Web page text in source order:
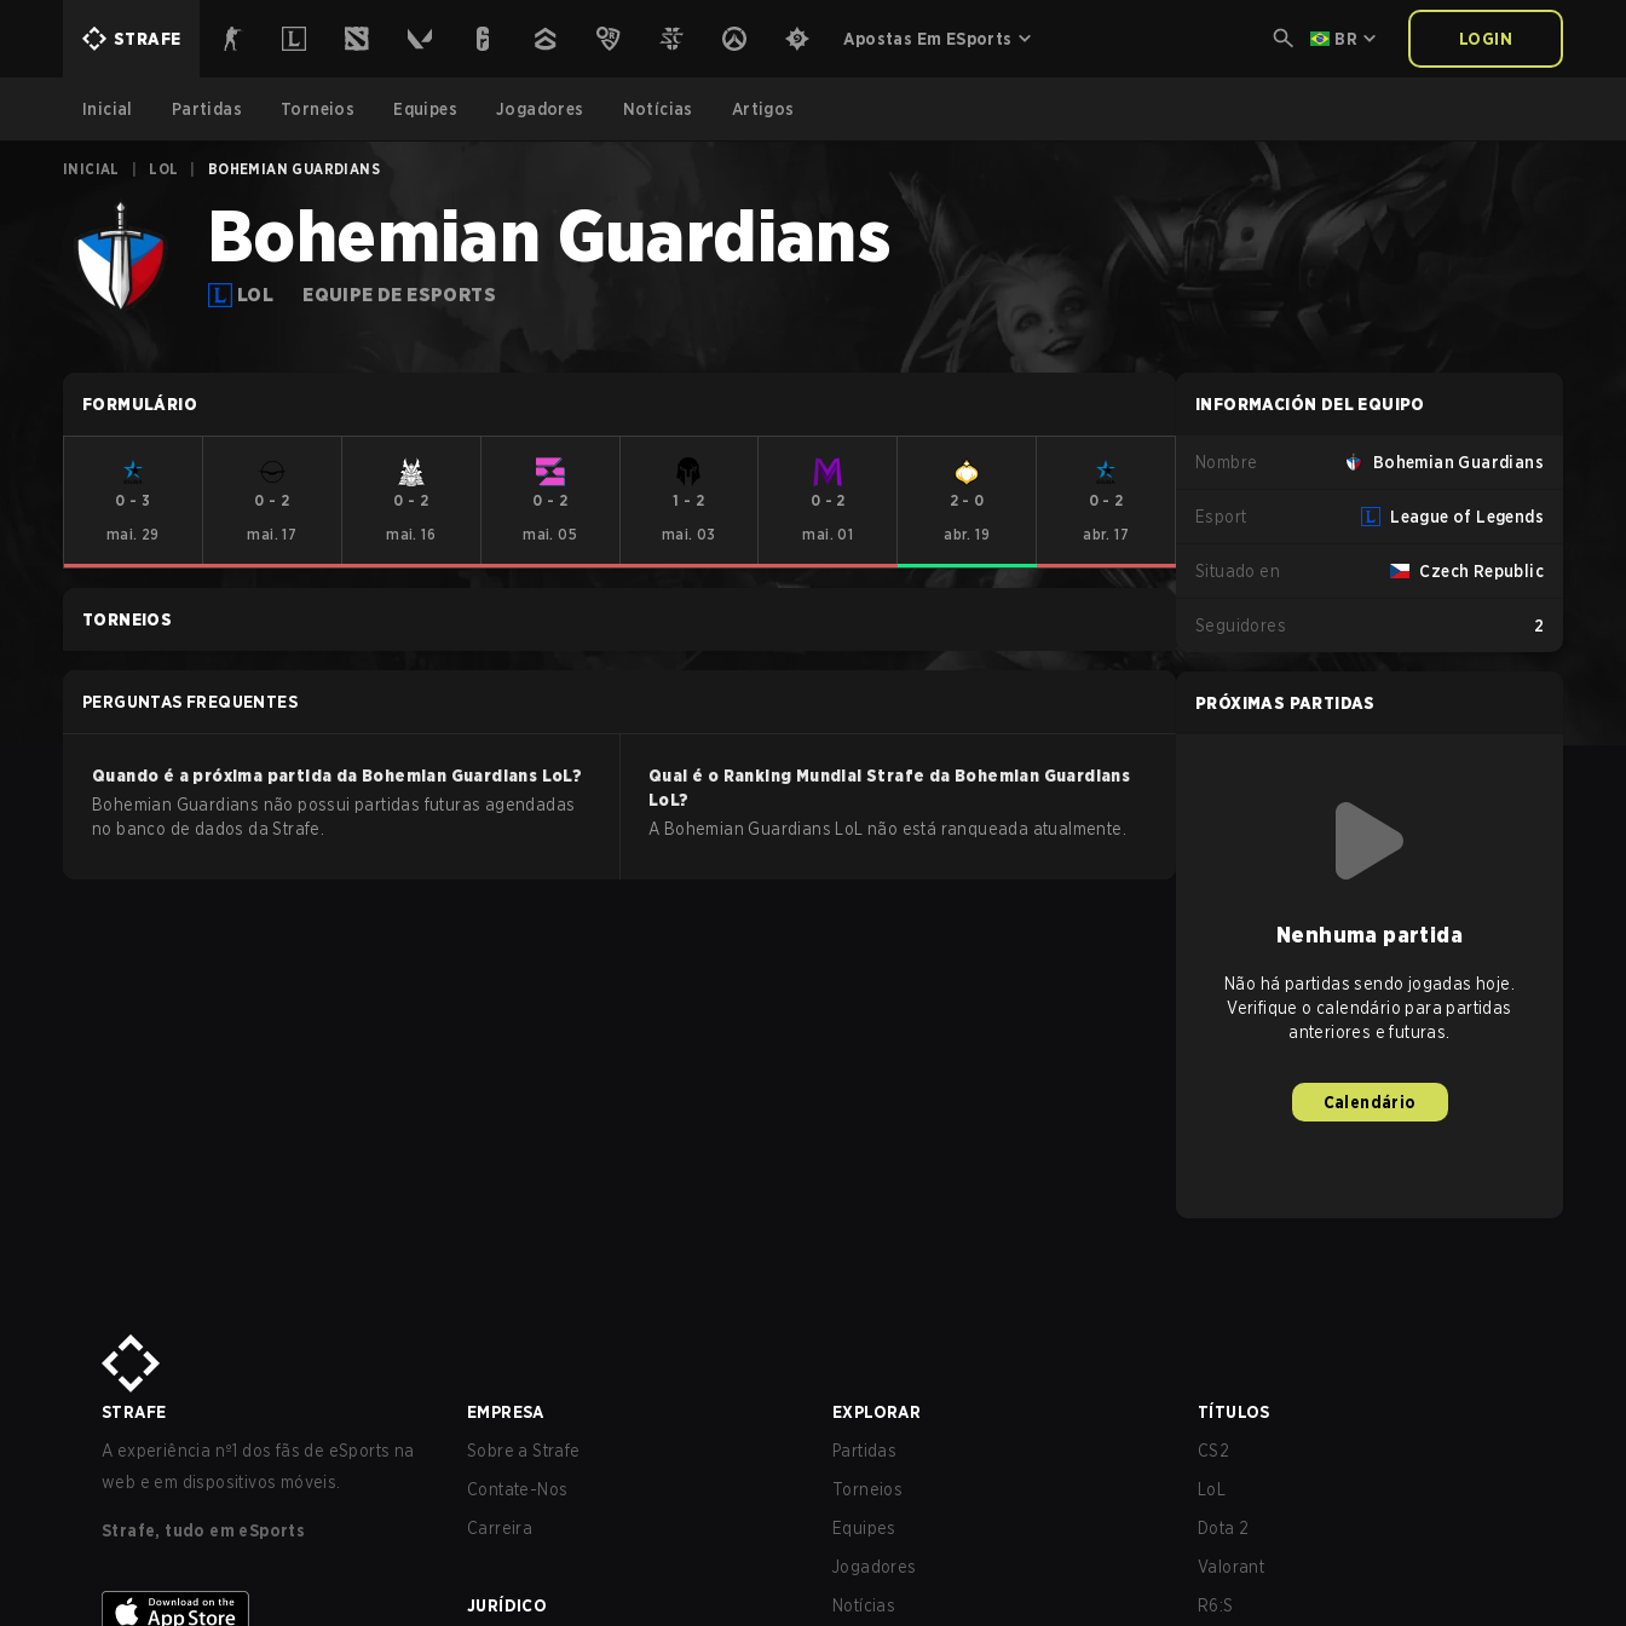
STRAFE Apostas Em ESports BR LOGIN
Inicial Partidas Torneios Equipes Jogadores Notícias Artigos
INICIAL LOL BOHEMIAN GUARDIANS
Bohemian Guardians
LOL EQUIPE DE ESPORTS
FORMULÁRIO
0 - 3
mai. 29
0 - 2
mai. 17
0 - 2
mai. 16
0 - 2
mai. 05
1 - 2
mai. 03
0 - 2
mai. 01
2 - 0
abr. 19
0- 2
abr. 17
TORNEIOS
PERGUNTAS FREQUENTES
Quando é a próxima partida da Bohemian Guardians LoL?
Bohemian Guardians não possui partidas futuras agendadas
no banco de dados da Strafe.
Qual é o Ranking Mundial Strafe da Bohemian Guardians
LoL?
A Bohemian Guardians LoL não está ranqueada atualmente.
INFORMACIÓN DEL EQUIPO
Nombre Bohemian Guardians
Esport League of Legends
Situado en Czech Republic
Seguidores 2
PRÓXIMAS PARTIDAS
Nenhuma partida
Não há partidas sendo jogadas hoje.
Verifique o calendário para partidas
anteriores e futuras.
Calendário
STRAFE
A experiência nº1 dos fãs de eSports na
web e em dispositivos móveis.
Strafe, tudo em eSports
EMPRESA
Sobre a Strafe
Contate-Nos
Carreira
JURÍDICO
EXPLORAR
Partidas
Torneios
Equipes
Jogadores
Notícias
TÍTULOS
CS2
LoL
Dota 2
Valorant
R6:S